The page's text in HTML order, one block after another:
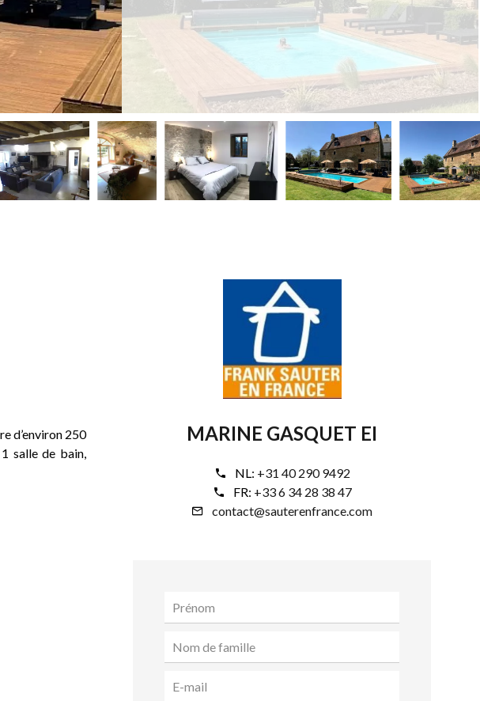
d’environ 250
1 salle de bain,
MARINE GASQUET EI
NL: +31 40 290 9492
FR: +33 6 34 28 38 47
contact@sauterenfrance.com